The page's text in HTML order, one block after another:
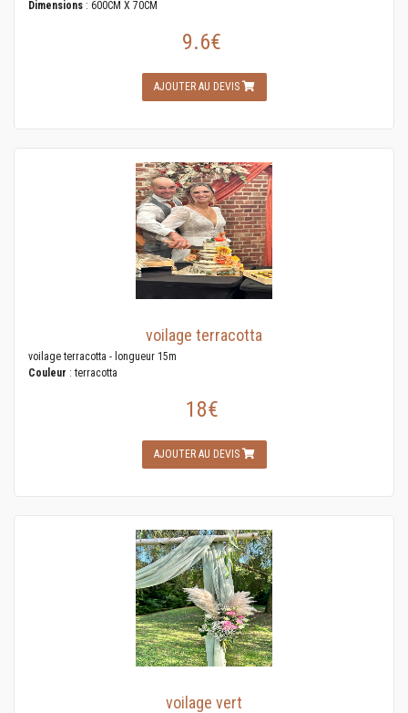
Dimensions : 600CM X 70CM
9.6€
AJOUTER AU DEVIS
voilage terracotta
voilage terracotta - longueur 15m
Couleur : terracotta
18€
AJOUTER AU DEVIS
voilage vert